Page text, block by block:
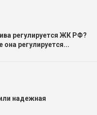
регулируется ЖК РФ?
она регулируется...
надежная